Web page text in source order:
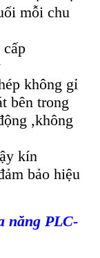
mỗi chu
cấp
không gỉ
bên trong
,không
kín
bảo hiệu
năng PLC-